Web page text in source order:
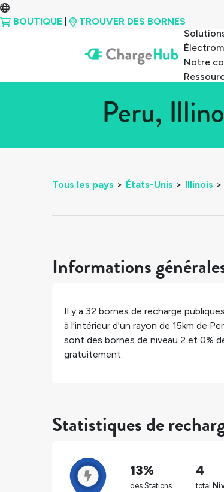
BOUTIQUE
TROUVER DES BORNES
Notre
Peru,
Tous les pays > États-Unis > Illinois >
Informations
Il y a 32 bornes de recharge
à l'intérieur d'un rayon de 15km de
sont des bornes de niveau 2 et 0%
gratuitement.
Statistiques de
13%
des Stations
4
total